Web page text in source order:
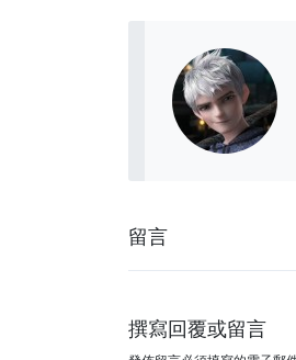
留言
撰寫回覆或留言